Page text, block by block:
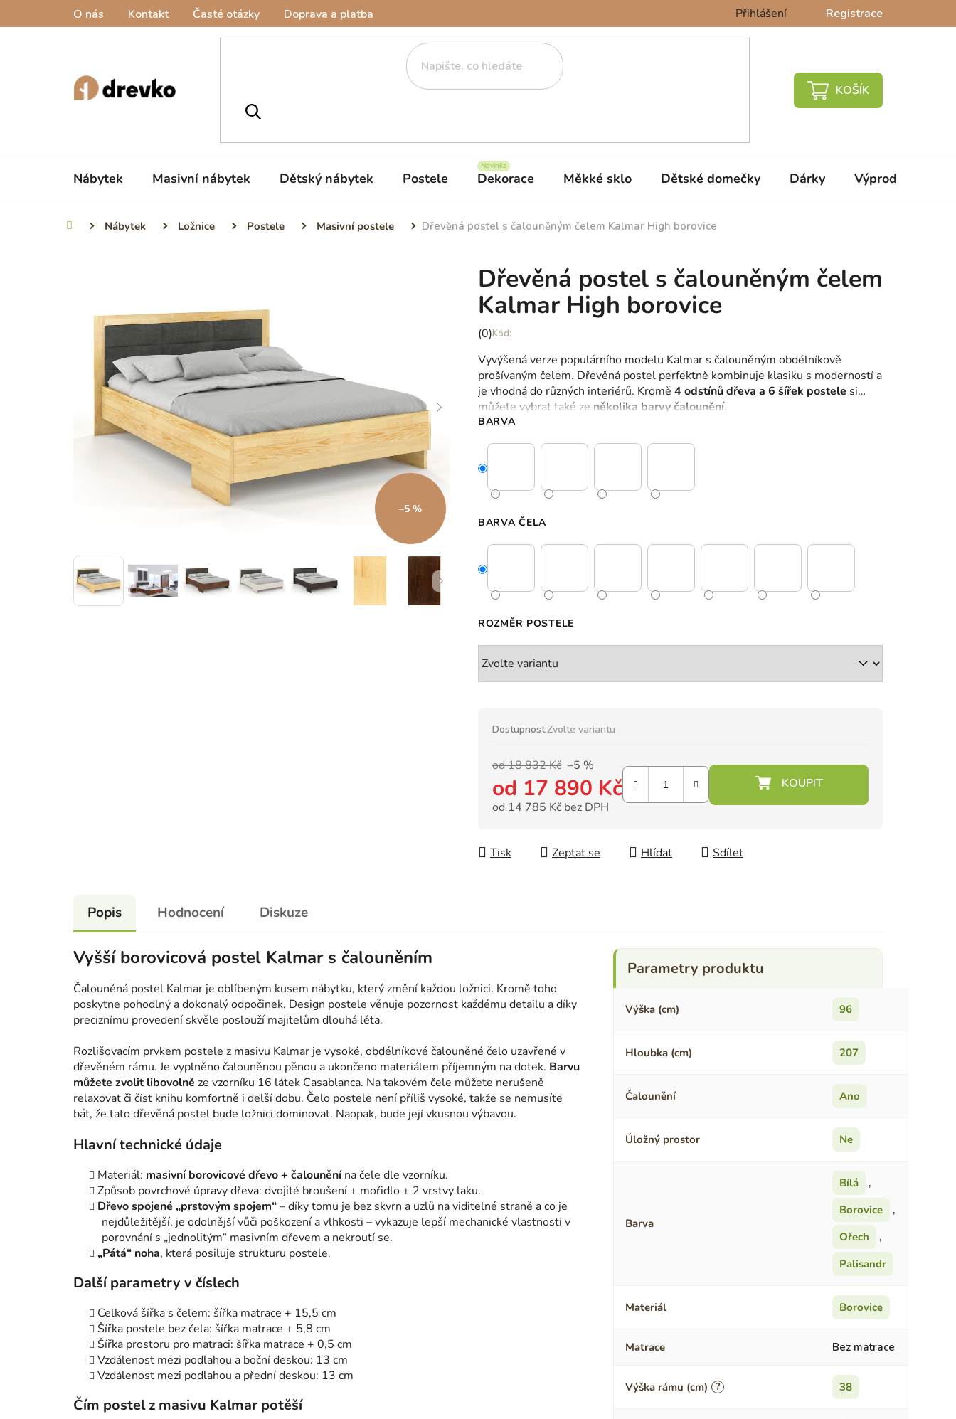
O nás Kontakt Časté otázky Doprava a platba Přihlášení Registrace
NÁKUPNÍ
Nábytek Masivní nábytek Dětský nábytek Postele Dekorace Měkké sklo Dětské domečky Dárky Výprodej %
Domů Nábytek Ložnice Postele Masivní postele Dřevěná postel s čalouněným čelem Kalmar High borovice
Dřevěná postel s čalouněným čelem
Kalmar High borovice
Průměrné
produktu
je
0,0
z
5
hvězdiček.
(0)
Vyvýšená verze populárního modelu Kalmar s čalouněným obdélníkově
prošívaným čelem. Dřevěná postel perfektně kombinuje klasiku s moderností a
je vhodná do různých interiérů. Kromě 4 odstínů dřeva a 6 šířek postele si
můžete vybrat také ze několika barvy čalounění.
BARVA
BARVA ČELA
ROZMĚR POSTELE
Dostupnost:Zvolte variantu
od 18 832 Kč –5 %
od 17 890 Kč
od 14 785 Kč bez DPH
Tisk
Zeptat se Hlídat Sdílet
–5 %
Popis Hodnocení Diskuze
Vyšší borovicová postel Kalmar s čalouněním
Čalouněná postel Kalmar je oblíbeným kusem nábytku, který změní každou ložnici. Kromě toho
poskytne pohodlný a dokonalý odpočinek. Design postele věnuje pozornost každému detailu a díky
preciznímu provedení skvěle poslouží majitelům dlouhá léta.
Rozlišovacím prvkem postele z masivu Kalmar je vysoké, obdélníkové čalouněné čelo uzavřené v
dřevěném rámu. Je vyplněno čalouněnou pěnou a ukončeno materiálem příjemným na dotek. Barvu
můžete zvolit libovolně ze vzorníku 16 látek Casablanca. Na takovém čele můžete nerušeně
relaxovat či číst knihu komfortně i delší dobu. Čelo postele není příliš vysoké, takže se nemusíte
bát, že tato dřevěná postel bude ložnici dominovat. Naopak, bude její vkusnou výbavou.
Hlavní technické údaje
Materiál: masivní borovicové dřevo + čalouněnína čele dle vzorníku.
Způsob povrchové úpravy dřeva: dvojité broušení + mořidlo + 2 vrstvy laku.
Dřevo spojené „prstovým spojem“– díky tomu je bez skvrn a uzlů na viditelné straně a co je
nejdůležitější, je odolnější vůči poškození a vlhkosti – vykazuje lepší mechanické vlastnosti v
porovnání s „jednolitým“ masivním dřevem a nekroutí se.
„Pátá“ noha, která posiluje strukturu postele.
Další parametry v číslech
Celková šířka s čelem: šířka matrace + 15,5 cm
Šířka postele bez čela: šířka matrace + 5,8 cm
Šířka prostoru pro matraci: šířka matrace + 0,5 cm
Vzdálenost mezi podlahou a boční deskou: 13 cm
Vzdálenost mezi podlahou a přední deskou: 13 cm
Čím postel z masivu Kalmar potěší
Výška (cm) 96
Hloubka (cm) 207
Čalounění Ano
Úložný prostor Ne
Barva
Bílá
,
Borovice
,
Ořech
,
Palisandr
Materiál Borovice
Matrace Bez matrace
?
Výška rámu (cm) 38